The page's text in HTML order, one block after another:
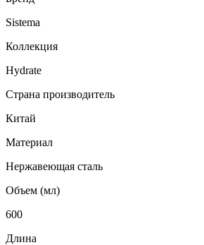
Sistema
Коллекция
Hydrate
Страна производитель
Китай
Материал
Нержавеющая сталь
Объем (мл)
600
Длина